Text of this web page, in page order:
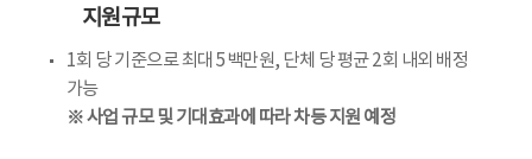
지원규모
1회 당 기준으로 최대 5백만원, 단체 당 평균 2회 내외 배정
가능
※ 사업 규모 및 기대효과에 따라 차등 지원 예정